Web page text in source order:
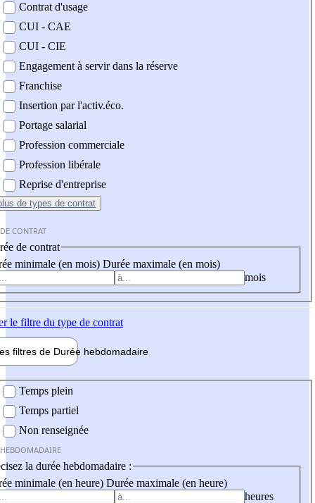
Contrat d'usage
CUI - CAE
CUI - CIE
Engagement à servir dans la réserve
Franchise
Insertion par l'activ.éco.
Portage salarial
Profession commerciale
Profession libérale
Reprise d'entreprise
de types de contrat
CONTRAT
de contrat
minimale (en mois) Durée maximale (en mois)
mois
le filtre du type de contrat
filtres de Durée hebdomadaire
Temps plein
Temps partiel
Non renseignée
la durée hebdomadaire :
minimale (en heure) Durée maximale (en heure)
heures